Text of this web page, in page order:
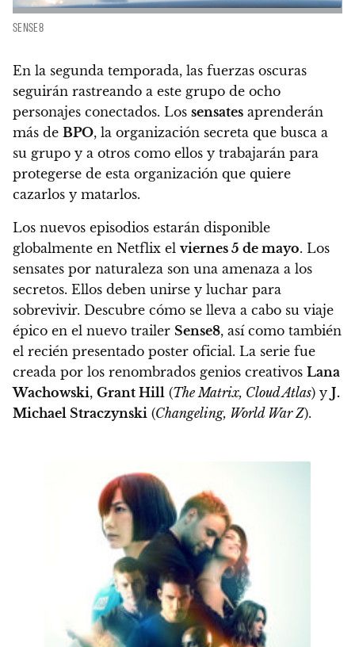
SENSE8
En la segunda temporada, las fuerzas oscuras
seguirán rastreando a este grupo de ocho
personajes conectados. Los sensates aprenderán
más de BPO, la organización secreta que busca a
su grupo y a otros como ellos y trabajarán para
protegerse de esta organización que quiere
cazarlos y matarlos.
Los nuevos episodios estarán disponible
globalmente en Netflix el viernes 5 de mayo. Los
sensates por naturaleza son una amenaza a los
secretos. Ellos deben unirse y luchar para
sobrevivir. Descubre cómo se lleva a cabo su viaje
épico en el nuevo trailer Sense8, así como también
el recién presentado poster oficial. La serie fue
creada por los renombrados genios creativos Lana
Wachowski, Grant Hill (The Matrix, Cloud Atlas) y J.
Michael Straczynski (Changeling, World War Z).